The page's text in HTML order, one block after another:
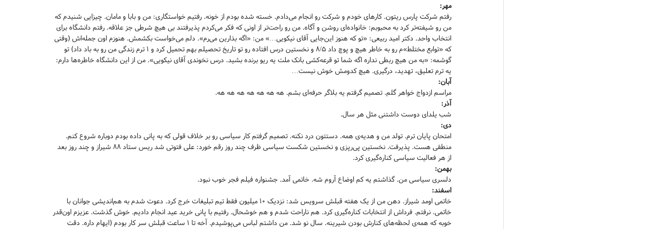
مهر:
رفتم شرکت پارس ریتون. کارهای خودم و شرکت رو انجام می‌دادم. خسته شده بودم از خونه. رفتیم خواستگاری: من و بابا و مامان. چیزایی شنیدم که
من رو شیفته‌تر کرد به محبوبم: خانواده‌ای روشن و آگاه. من رو راحت‌تر از اونی که فکر می‌کردم پذیرفتند بی هیچ شرطی جز علاقه. رفتم دانشگاه برای
انتخاب واحد. دکتر امید ربیعی: «تو که هنوز این‌جایی آقای نیکویی…» من: «اگه بذارین می‌رم». دلم می‌خواست بکشمش. هنوزم اون جمله‌اش (وقتی
که «توابع مختلط»م رو به خاطر هیچ و پوچ داد ۸/۵ و نخستین درس افتاده رو تو تاریخ تحصیلم بهم تحمیل کرد و ۱ ترم زندگی من رو به باد داد) تو
گوشمه: «به من هیچ ربطی نداره اگه شما تو قرعه‌کشی بانک ملت یه ریو برنده بشید. درس نخوندی آقای نیکویی». من از این دانشگاه خاطره‌ها دارم:
یه ترم تعلیق، تهدید، درگیری. هیچ کدومش خوش نیست…
آبان:
مراسم ازدواج خواهر گلم. تصمیم گرفتم یه بلاگر حرفه‌ای بشم. هه هه هه هه هه هه هه.
آذر:
شب یلدای دوست داشتنی مثل هر سال.
دی:
امتحان پایان ترم. تولد من و هدیه‌ی همه. دستتون درد نکنه. تصمیم گرفتم کار سیاسی رو بر خلاف قولی که به پانی داده بودم دوباره شروع کنم.
منطقی هست. پذیرفت. نخستین پی‌رپزی و نخستین شکست سیاسی ظرف چند روز رقم خورد: علی فتوتی شد ریس ستاد ۸۸ شیراز و چند روز بعد
از هر فعالیت سیاسی کناره‌گیری کرد.
بهمن:
دلسری سیاسی من. گذاشتم یه کم اوضاع آروم شه. خاتمی آمد. جشنواره فیلم فجر خوب نبود.
اسفند:
خاتمی اومد شیراز. دهن من از یک هفته قبلش سرویس شد: نزدیک ۱۰ میلیون فقط تیم تبلیغات خرج کرد. دعوت شدم به هم‌اندیشی جوانان با
خاتمی. نرفتم. فرداش از انتخابات کناره‌گیری کرد. هم ناراحت شدم و هم خوشحال. رفتیم با پانی خرید عید انجام دادیم. خوش گذشت. عزیزم اون‌قدر
خوبه که همه‌ی لحظه‌های کنارش بودن شیرینه. سال نو شد. من داشتم لباس می‌پوشیدم. آخه تا ۱ ساعت قبلش سر کار بودم (ایهام داره. دقت